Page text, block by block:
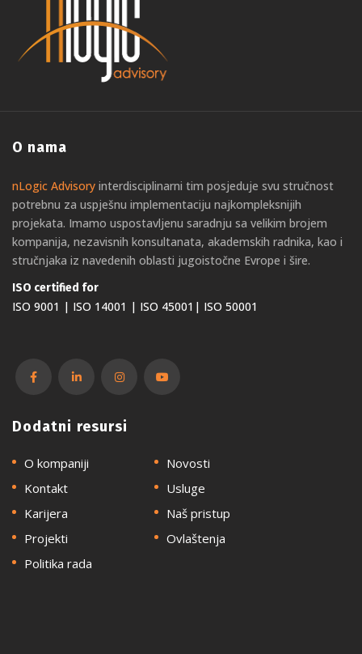
O nama
nLogic Advisory interdisciplinarni tim posjeduje svu stručnost
potrebnu za uspješnu implementaciju najkompleksnijih
projekata. Imamo uspostavljenu saradnju sa velikim brojem
kompanija, nezavisnih konsultanata, akademskih radnika, kao i
stručnjaka iz navedenih oblasti jugoistočne Evrope i šire.
ISO certified for
ISO 9001 | ISO 14001 | ISO 45001| ISO 50001
Dodatni resursi
O kompaniji
Novosti
Kontakt
Usluge
Karijera
Naš pristup
Projekti
Ovlaštenja
Politika rada